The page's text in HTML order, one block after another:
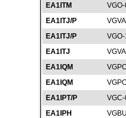
EA1ITM
EA1ITJ/P
EA1ITJ/P
EA1ITJ
EA1IQM
EA1IQM
EA1IPT/P
EA1IPH